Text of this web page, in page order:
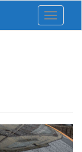
Toggle